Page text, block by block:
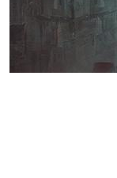
折叠 – 郝景芳